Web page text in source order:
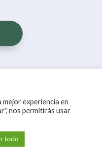
| Mapa del sitio
experiencia en
nos permitirás usar
todo